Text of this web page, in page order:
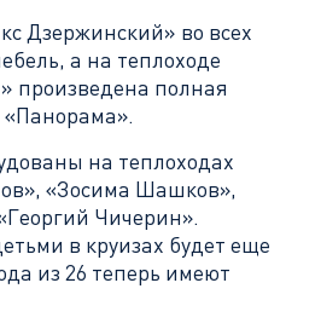
Дзержинский» во всех
а на теплоходе
произведена полная
на теплоходах
«Зосима Шашков»,
Чичерин».
в круизах будет еще
из 26 теперь имеют